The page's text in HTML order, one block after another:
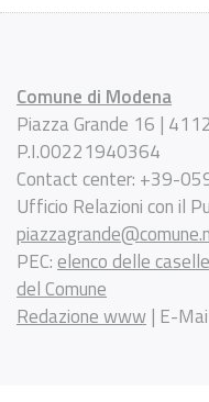
Comune di Modena
Piazza Grande 16 |
P.I.00221940364
Contact center: +39-
Ufficio Relazioni con il
PEC:elenco delle
del Comune
Redazione www| E-